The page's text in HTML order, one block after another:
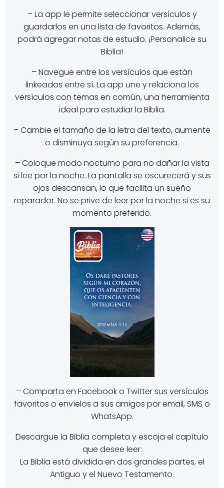
– La app le permite seleccionar versículos y
guardarlos en una lista de favoritos. Además,
podrá agregar notas de estudio. ¡Personalice su
Biblia!
– Navegue entre los versículos que están
linkeados entre sí. La app une y relaciona los
versículos con temas en común, una herramienta
ideal para estudiar la Biblia.
– Cambie el tamaño de la letra del texto, aumente
o disminuya según su preferencia.
– Coloque modo nocturno para no dañar la vista
si lee por la noche. La pantalla se oscurecerá y sus
ojos descansan, lo que facilita un sueño
reparador. No se prive de leer por la noche si es su
momento preferido.
– Comparta en Facebook o Twitter sus versículos
favoritos o envíelos a sus amigos por email, SMS o
WhatsApp.
Descargue la Biblia completa y escoja el capítulo
que desee leer:
La Biblia está dividida en dos grandes partes, el
Antiguo y el Nuevo Testamento.